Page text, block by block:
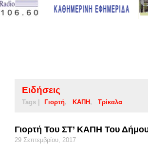
Ειδήσεις
Tags | Γιορτή ΚΑΠΗ Τρίκαλα
Γιορτή Του ΣΤ’ ΚΑΠΗ Του
29 Σεπτεμβρίου, 2017